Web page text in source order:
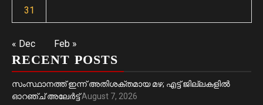
31
« Dec Feb »
RECENT POSTS
സംസ്ഥാനത്ത് ഇന്ന് അതിശക്തമായ മഴ; എട്ട് ജില്ലകളിൽ
ഓറഞ്ച് അലേര്‍ട്ട്August 7, 2026